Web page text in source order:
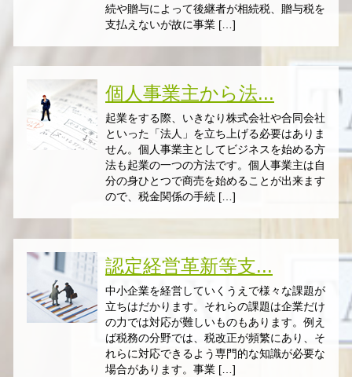
続や贈与によって後継者が相続税、贈与税を
支払えないが故に事業 […]
個人事業主から法...
起業をする際、いきなり株式会社や合同会社
といった「法人」を立ち上げる必要はありま
せん。個人事業主としてビジネスを始める方
法も起業の一つの方法です。個人事業主は自
分の身ひとつで商売を始めることが出来ます
ので、税金関係の手続 […]
認定経営革新等支...
中小企業を経営していくうえで様々な課題が
立ちはだかります。それらの課題は企業だけ
の力では対応が難しいものもあります。例え
ば税務の分野では、税改正が頻繁にあり、そ
れらに対応できるよう専門的な知識が必要な
場合があります。事業 […]